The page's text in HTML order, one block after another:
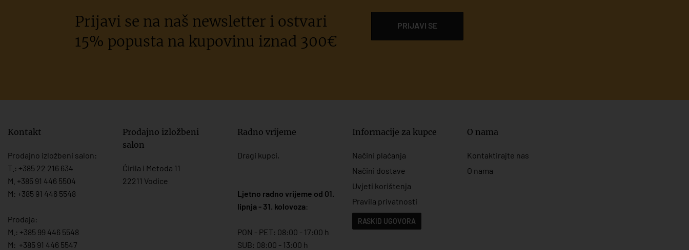
Prijavi se na naš newsletter i ostvari
15% popusta na kupovinu iznad 300€
PRIJAVI SE
Kontakt
Prodajno izložbeni salon:
T.: +385 22 216 634
M. +385 91 446 5504
M: +385 91 446 5548
Prodaja:
M.: +385 99 446 5548
M: +385 91 446 5547
Prodajno izložbeni
salon
Ćirila i Metoda 11
22211 Vodice
Radno vrijeme
Dragi kupci,
Ljetno radno vrijeme od 01.
lipnja - 31. kolovoza:
PON - PET: 08:00 - 17:00 h
SUB: 08:00 - 13:00 h
Informacije za kupce
Načini plaćanja
Načini dostave
Uvjeti korištenja
Pravila privatnosti
RASKID UGOVORA
O nama
Kontaktirajte nas
O nama